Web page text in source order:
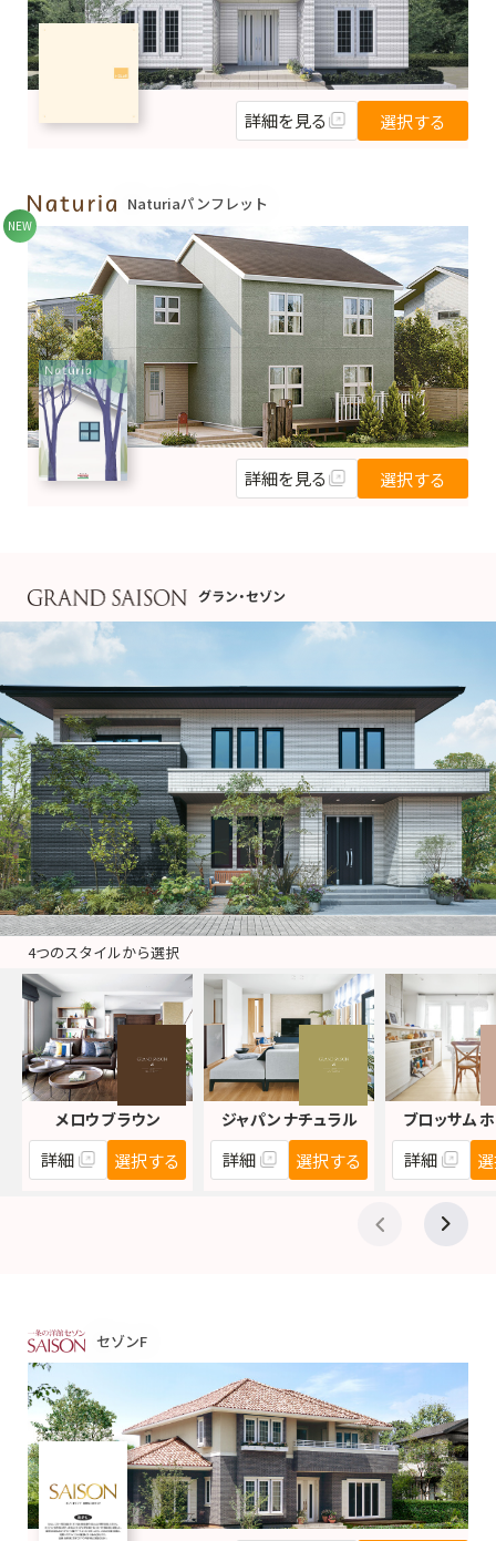
詳細を見る 選択する
Naturiaパンフレット
詳細を見る 選択する
グラン・セゾン
4つのスタイルから選択
メロウ ブラウン
詳細 選択する
ジャパン ナチュラル
詳細 選択する
ブロッサム
詳細
セゾンF